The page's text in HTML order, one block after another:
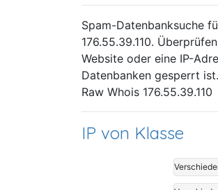
Spam-Datenbanksuche
176.55.39.110.
Website oder eine IP-
Datenbanken gesperrt ist.
Raw Whois 176.55.39.110
IP von Klasse